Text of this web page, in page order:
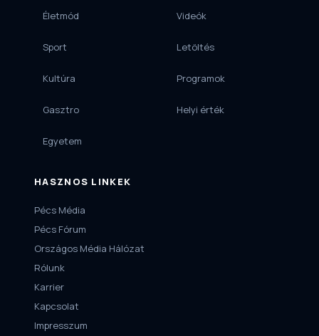
Életmód
Sport
Kultúra
Gasztro
Egyetem
Videók
Letöltés
Programok
Helyi érték
HASZNOS LINKEK
Pécs Média
Pécs Fórum
Országos Média Hálózat
Rólunk
Karrier
Kapcsolat
Impresszum